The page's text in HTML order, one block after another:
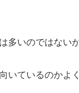
多いのではない
いているのか